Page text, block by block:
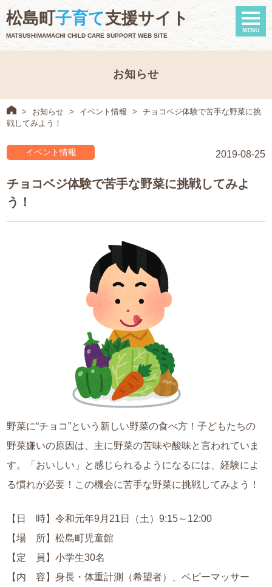
松島町子育て支援サイト
MATSUSHIMAMACHI CHILD CARE SUPPORT WEB SITE
お知らせ
> お知らせ > イベント情報 >
チョコベジ体験で苦手な野菜に挑
戦してみよう！
2019-08-25
イベント情報
チョコベジ体験で苦手な野菜に挑戦してみよ
う！
野菜に“チョコ”という新しい野菜の食べ方！子どもたちの
野菜嫌いの原因は、主に野菜の苦味や酸味と言われていま
す。「おいしい」と感じられるようになるには、経験によ
る慣れが必要！この機会に苦手な野菜に挑戦してみよう！
【日 時】令和元年9月21日（土）9:15～12:00
【場 所】松島町児童館
【定 員】小学生30名
【内 容】身長・体重計測（希望者）、ベビーマッサー